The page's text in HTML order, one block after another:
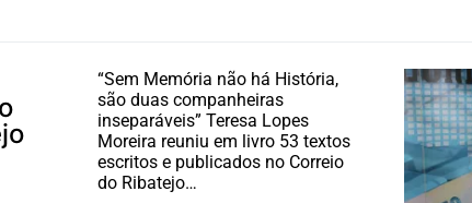
“Sem Memória não há História,
são duas companheiras
inseparáveis” Teresa Lopes
Moreira reuniu em livro 53 textos
escritos e publicados no Correio
do Ribatejo…